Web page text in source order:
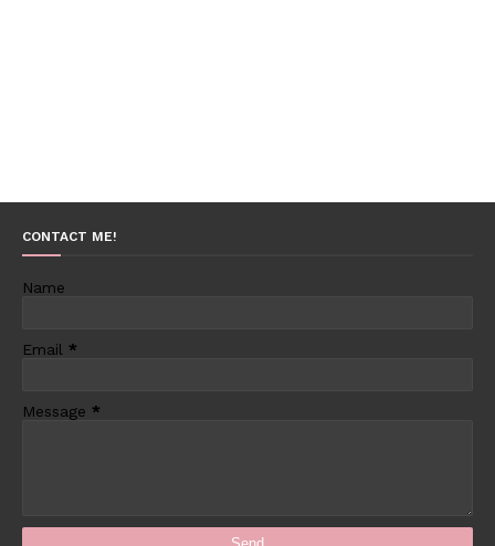
CONTACT ME!
Name
Email *
Message *